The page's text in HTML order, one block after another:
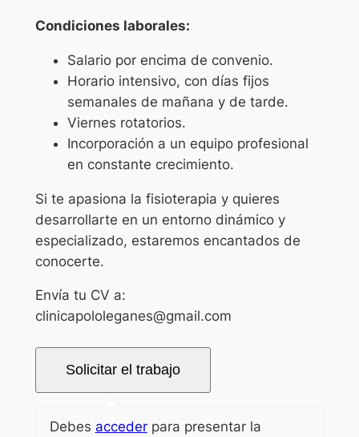
Condiciones laborales:
Salario por encima de convenio.
Horario intensivo, con días fijos
semanales de mañana y de tarde.
Viernes rotatorios.
Incorporación a un equipo profesional
en constante crecimiento.
Si te apasiona la fisioterapia y quieres
desarrollarte en un entorno dinámico y
especializado, estaremos encantados de
conocerte.
Envía tu CV a:
clinicapololeganes@gmail.com
Debes accederpara presentar la